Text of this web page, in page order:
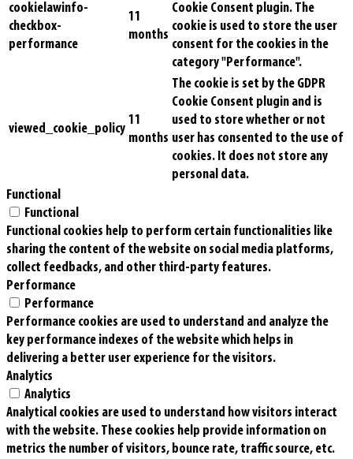
cookielawinfo-
checkbox-
performance
11
months
Cookie Consent plugin. The
cookie is used to store the user
consent for the cookies in the
category "Performance".
viewed_cookie_policy
11
months
The cookie is set by the GDPR
Cookie Consent plugin and is
used to store whether or not
user has consented to the use of
cookies. It does not store any
personal data.
Functional
Functional
Functional cookies help to perform certain functionalities like
sharing the content of the website on social media platforms,
collect feedbacks, and other third-party features.
Performance
Performance
Performance cookies are used to understand and analyze the
key performance indexes of the website which helps in
delivering a better user experience for the visitors.
Analytics
Analytics
Analytical cookies are used to understand how visitors interact
with the website. These cookies help provide information on
metrics the number of visitors, bounce rate, traffic source, etc.